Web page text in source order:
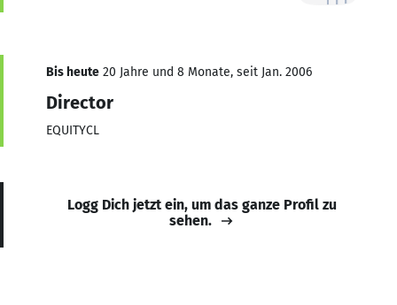
Bis heute 20 Jahre und 8 Monate, seit Jan. 2006
Director
EQUITYCL
Logg Dich jetzt ein, um das ganze Profil zu
sehen.